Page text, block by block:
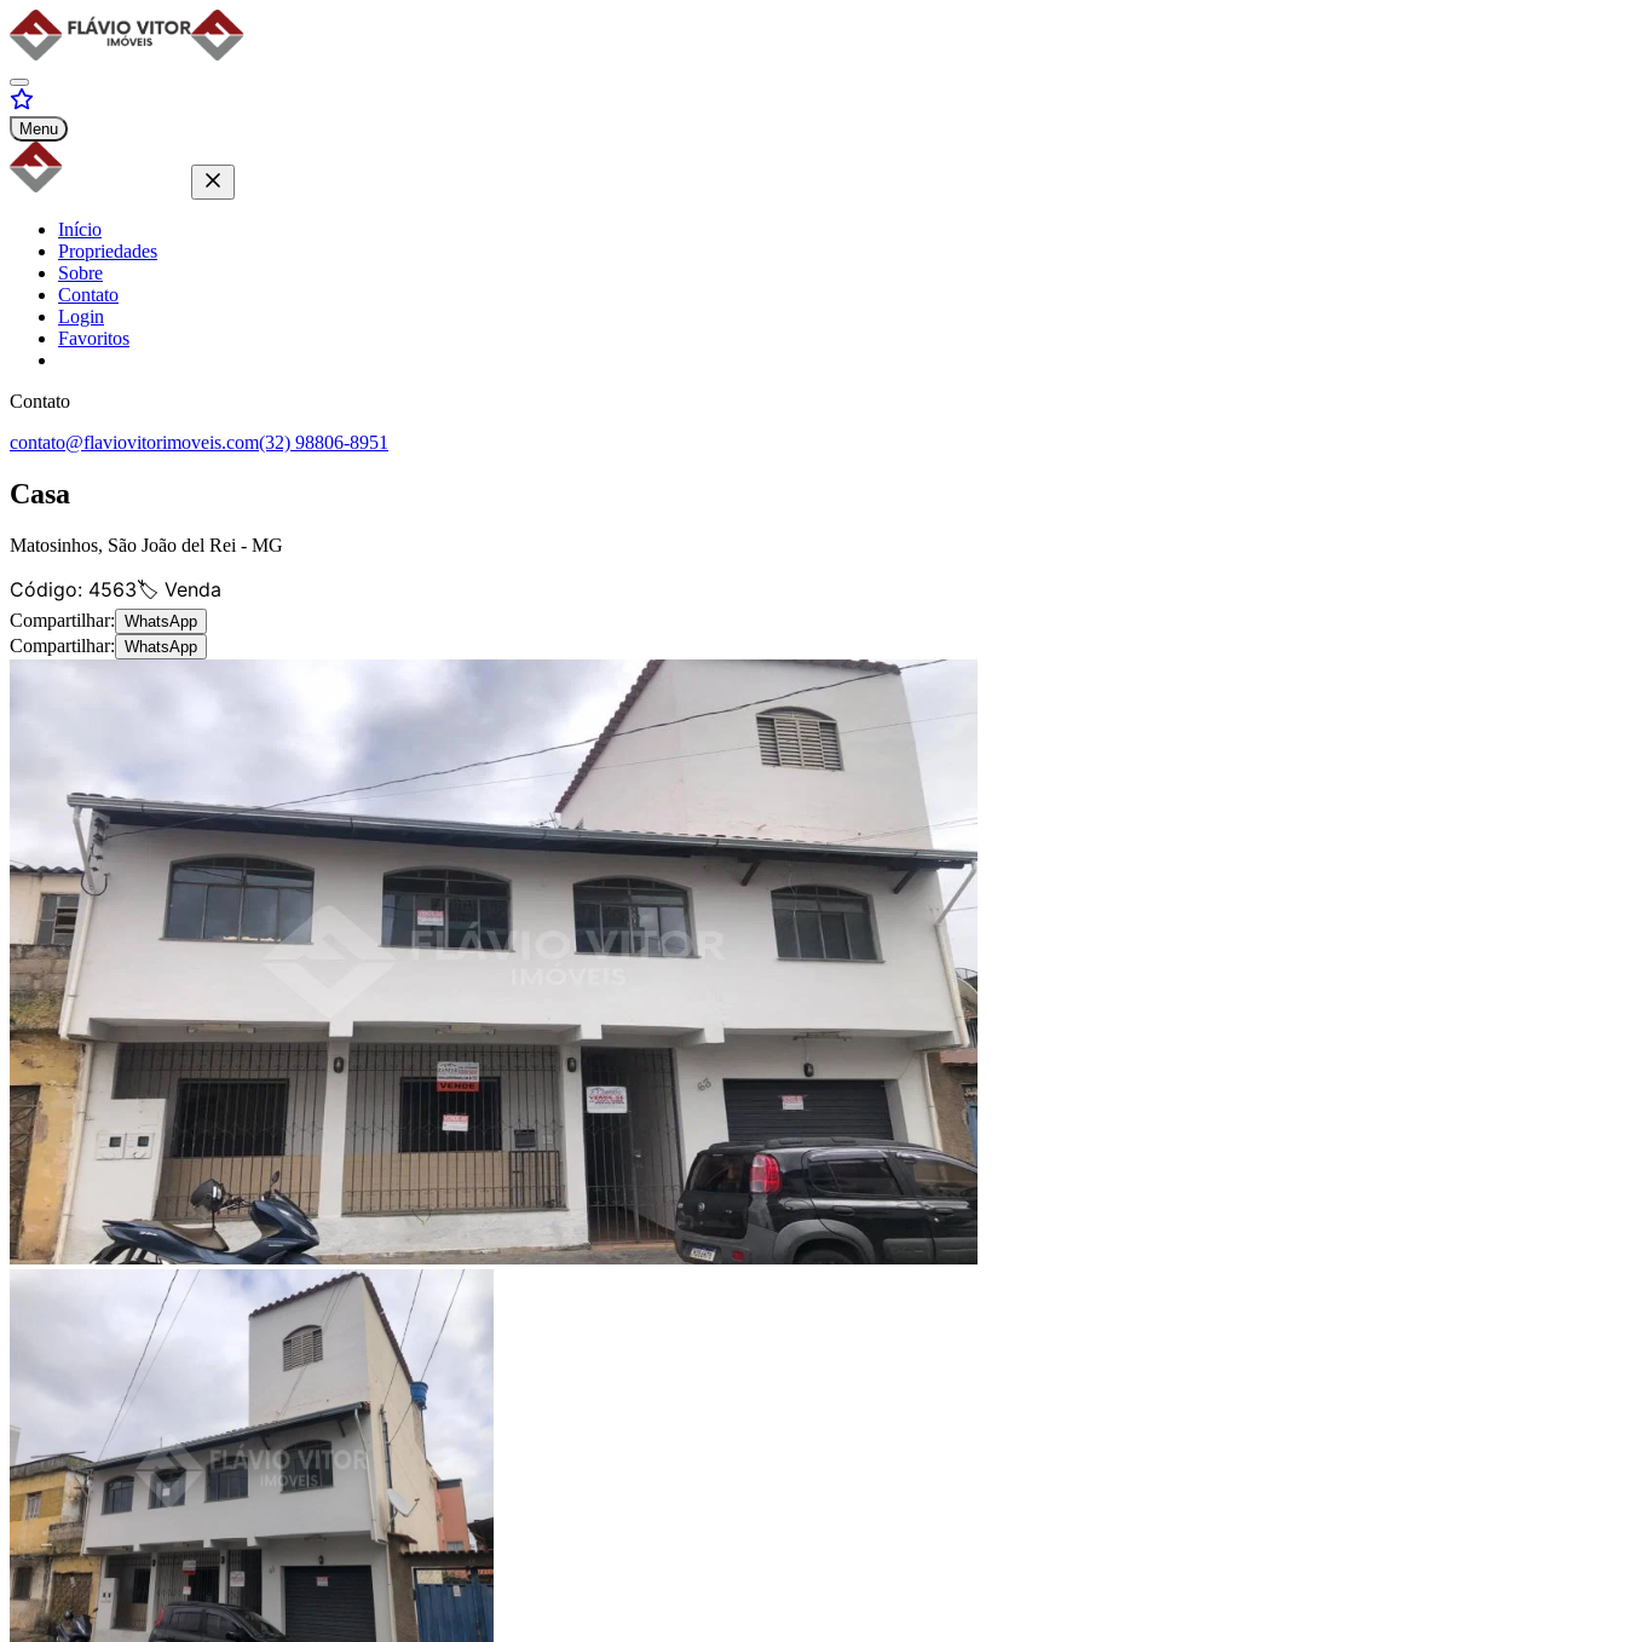
Menu
Início
Propriedades
Sobre
Contato
Login
Favoritos
Contato
contato@flaviovitorimoveis.com(32) 98806-8951
Casa
Matosinhos, São João del Rei - MG
Código: 4563🏷️ Venda
Compartilhar: WhatsApp
Compartilhar: WhatsApp